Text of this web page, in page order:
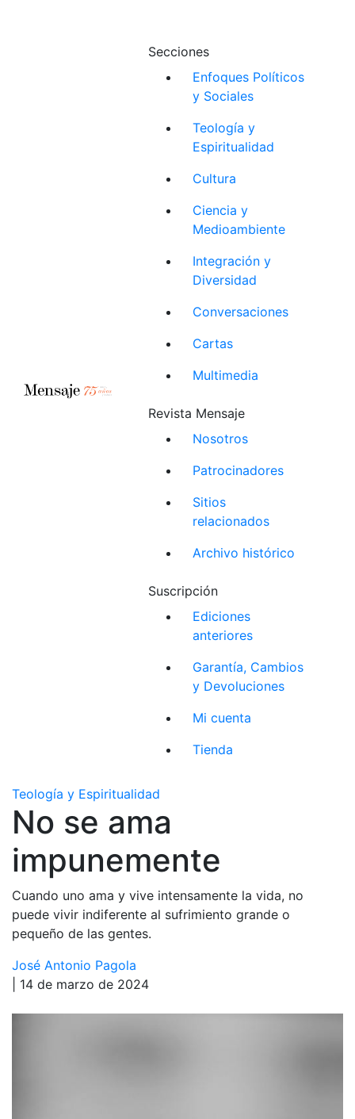
Secciones
Enfoques Políticos
y Sociales
Teología y
Espiritualidad
Cultura
Ciencia y
Medioambiente
Integración y
Diversidad
Conversaciones
Cartas
Multimedia
Revista Mensaje
Nosotros
Patrocinadores
Sitios
relacionados
Archivo histórico
Suscripción
Ediciones
anteriores
Garantía, Cambios
y Devoluciones
Mi cuenta
Tienda
Teología y Espiritualidad
No se ama
impunemente
Cuando uno ama y vive intensamente la vida, no
puede vivir indiferente al sufrimiento grande o
pequeño de las gentes.
José Antonio Pagola
| 14 de marzo de 2024